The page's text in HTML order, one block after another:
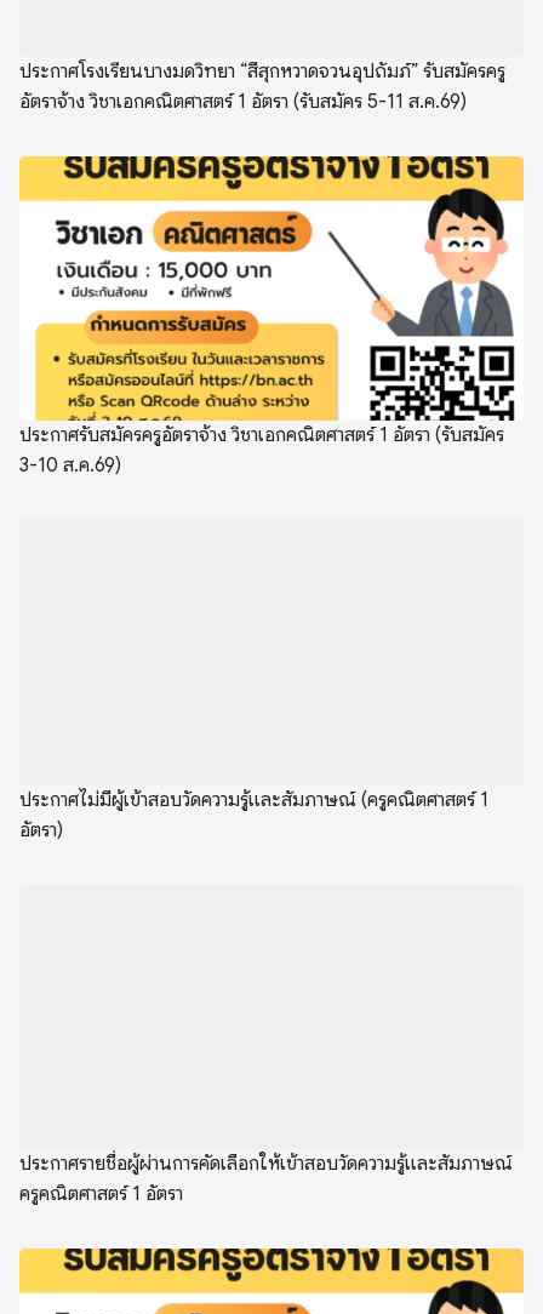
ประกาศโรงเรียนบางมดวิทยา “สีสุกหวาดจวนอุปถัมภ์” รับสมัครครู
อัตราจ้าง วิชาเอกคณิตศาสตร์ 1 อัตรา (รับสมัคร 5-11 ส.ค.69)
ประกาศรับสมัครครูอัตราจ้าง วิชาเอกคณิตศาสตร์ 1 อัตรา (รับสมัคร
3-10 ส.ค.69)
ประกาศไม่มีผู้เข้าสอบวัดความรู้และสัมภาษณ์ (ครูคณิตศาสตร์ 1
อัตรา)
ประกาศรายชื่อผู้ผ่านการคัดเลือกให้เข้าสอบวัดความรู้และสัมภาษณ์
ครูคณิตศาสตร์ 1 อัตรา